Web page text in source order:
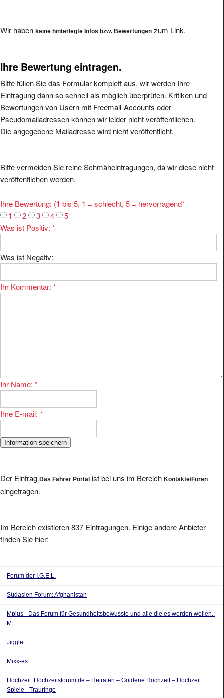
Wir haben keine hinterlegte Infos bzw. Bewertungen zum Link.
Ihre Bewertung eintragen.
Bitte füllen Sie das Formular komplett aus, wir werden Ihre
Eintragung dann so schnell als möglich überprüfen. Kritiken und
Bewertungen von Usern mit Freemail-Accounts oder
Pseudomailadressen können wir leider nicht veröffentlichen.
Die angegebene Mailadresse wird nicht veröffentlicht.
Bitte vermeiden Sie reine Schmäheintragungen, da wir diese nicht
veröffentlichen werden.
Ihre Bewertung: (1 bis 5, 1 = schlecht, 5 = hervorragend*
1
2 3 4
5
Was ist Positiv: *
Was ist Negativ:
Ihr Kommentar: *
Ihr Name: *
Ihre E-mail: *
Der Eintrag Das Fahrer Portal ist bei uns im Bereich Kontakte/Foren
eingetragen.
Im Bereich existieren 837 Eintragungen. Einige andere Anbieter
finden Sie hier:
Forum der I.G.E.L.
Südasien Forum: Afghanistan
Mplus - Das Forum für Gesundheitsbewusste und alle die es werden wollen.:
M
Jiggle
Mixx-es
Hochzeit: Hochzeitsforum.de – Heiraten – Goldene Hochzeit – Hochzeit
Spiele - Trauringe